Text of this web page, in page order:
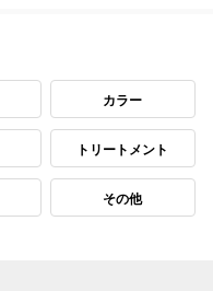
カラー
トリートメント
その他